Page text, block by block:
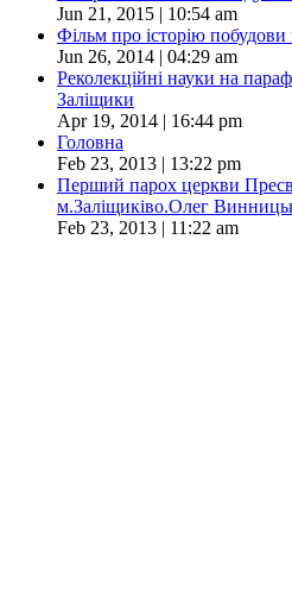
Jun 21, 2015 | 10:54 am
Фільм про історію
Jun 26, 2014 | 04:29 am
Реколекційні науки на
Заліщики
Apr 19, 2014 | 16:44 pm
Головна
Feb 23, 2013 | 13:22 pm
Перший парох церкви
м.Заліщиківо.Олег
Feb 23, 2013 | 11:22 am